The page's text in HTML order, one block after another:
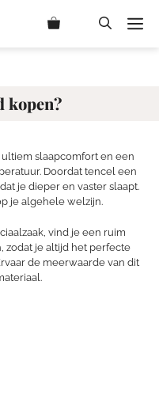
kopen?
slaapcomfort en een
Doordat tencel een
je dieper en vaster slaapt.
je algehele welzijn.
vind je een ruim
zodat je altijd het perfecte
de meerwaarde van dit